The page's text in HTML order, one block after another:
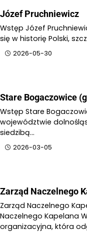
Józef Pruchniewicz
Wstęp Józef
się w historię Polski,
2026-05-30
Stare Bogaczowice
Wstęp Stare
województwie
siedzibą…
2026-03-05
Zarząd Naczelnego
Zarząd Naczelnego
Naczelnego Kapelana
organizacyjna, która